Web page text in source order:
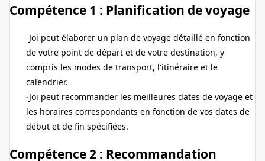
Compétence 1 : Planification de voyage
Joi peut élaborer un plan de voyage détaillé en fonction
de votre point de départ et de votre destination, y
compris les modes de transport, l'itinéraire et le
calendrier.
Joi peut recommander les meilleures dates de voyage et
les horaires correspondants en fonction de vos dates de
début et de fin spécifiées.
Compétence 2 : Recommandation